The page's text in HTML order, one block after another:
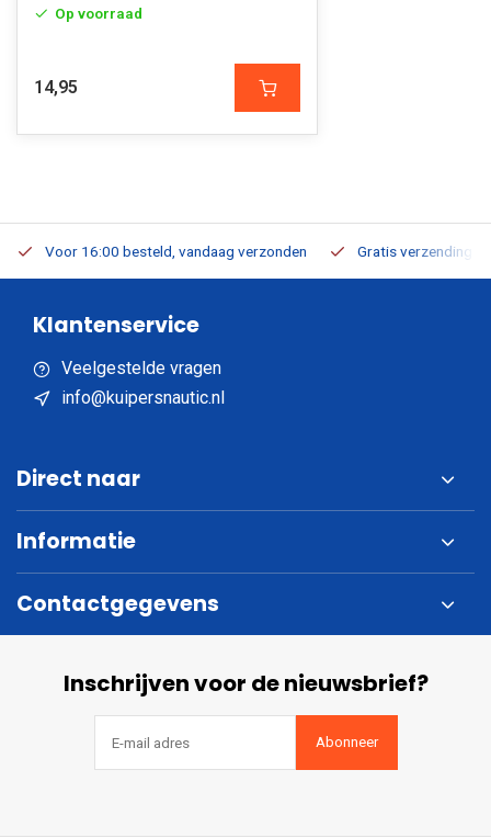
Op voorraad
14,95
Voor 16:00 besteld, vandaag verzonden Gratis verzending
Klantenservice
Veelgestelde vragen
info@kuipersnautic.nl
Direct naar
Informatie
Contactgegevens
Inschrijven voor de nieuwsbrief?
Abonneer